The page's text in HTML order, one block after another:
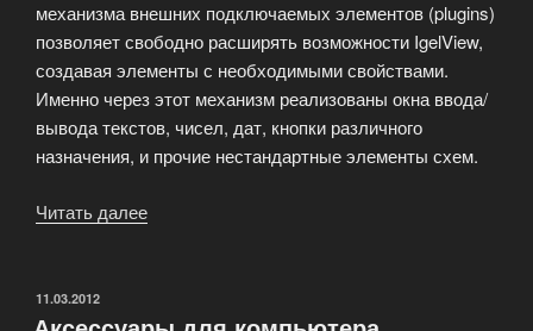
механизма внешних подключаемых элементов (plugins)
позволяет свободно расширять возможности IgelView,
создавая элементы с необходимыми свойствами.
Именно через этот механизм реализованы окна ввода/
вывода текстов, чисел, дат, кнопки различного
назначения, и прочие нестандартные элементы схем.
Читать далее
ОПУБЛИКОВАНО
11.03.2012